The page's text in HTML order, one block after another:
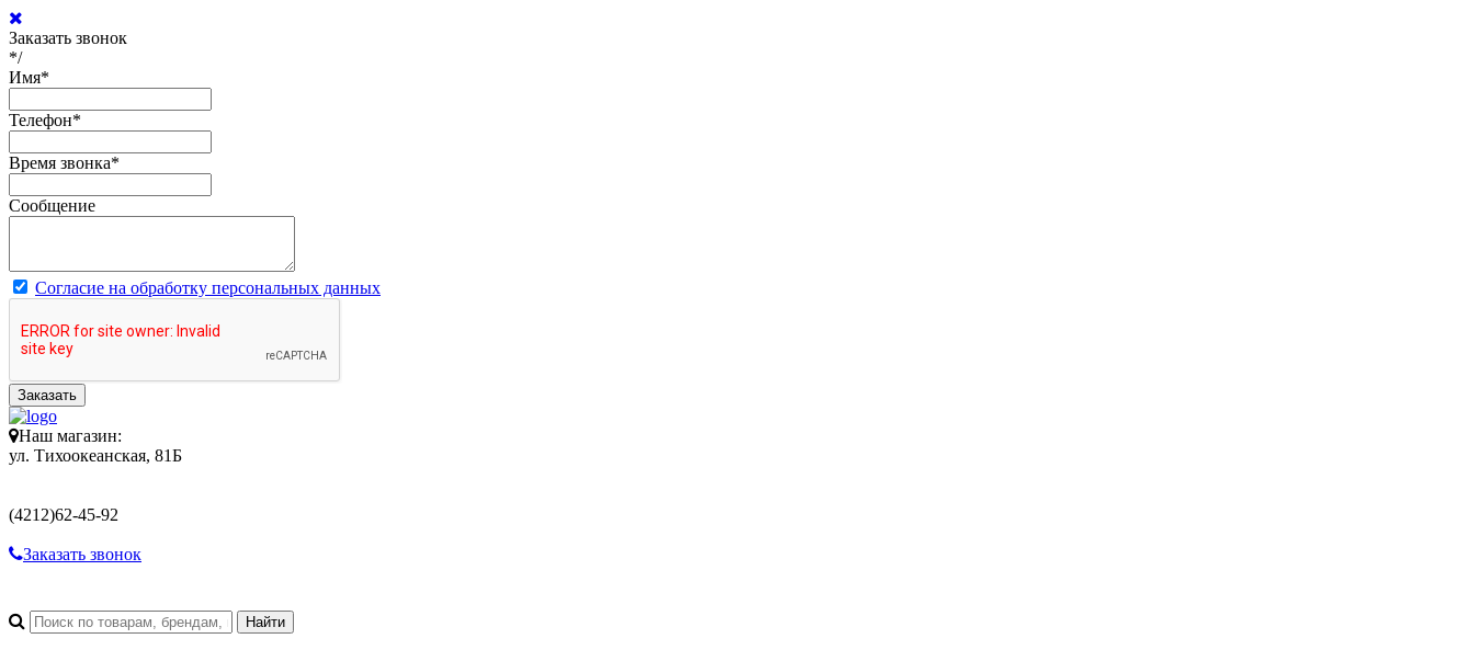
Заказать звонок
*/
Имя*
Телефон*
Время звонка*
Сообщение
Согласие на обработку персональных данных
Заказать
Наш магазин:
ул. Тихоокеанская, 81Б
(4212)62-45-92
Заказать звонок